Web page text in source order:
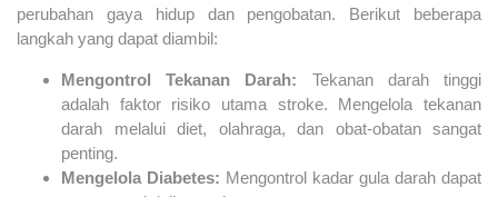
perubahan gaya hidup dan pengobatan. Berikut beberapa
langkah yang dapat diambil:
Mengontrol Tekanan Darah: Tekanan darah tinggi
adalah faktor risiko utama stroke. Mengelola tekanan
darah melalui diet, olahraga, dan obat-obatan sangat
penting.
Mengelola Diabetes: Mengontrol kadar gula darah dapat